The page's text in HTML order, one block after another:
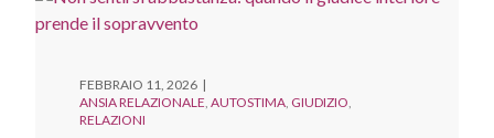
FEBBRAIO 11, 2026
ANSIA RELAZIONALE AUTOSTIMA GIUDIZIO
RELAZIONI